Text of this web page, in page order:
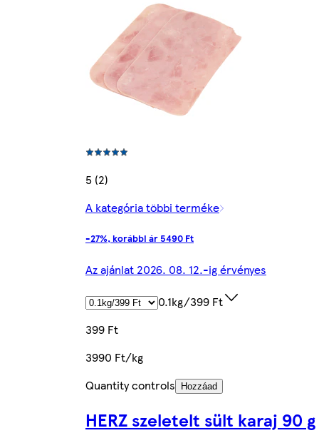
5 (2)
A kategória többi terméke
-27%, korábbi ár 5490 Ft
Az ajánlat 2026. 08. 12.-ig érvényes
0.1kg/399 Ft
399 Ft
3990 Ft/kg
Quantity controls
Hozzáad
HERZ szeletelt sült karaj 90 g